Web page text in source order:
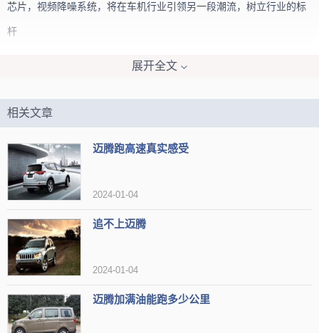
芯片，视频降噪系统，将在车机行业引领另一段潮流，树立行业的标
杆
三、功能亮点：最佳聆听位+蓝牙+数字电视+倒车后视+收音机
键式选择模式，皇帝位很容易就能享受到，对音乐发烧友来说，这无
持电话薄功能的中文人名显示，大大的提高了车机蓝牙的便捷性。
大众新迈腾导航多少钱，新迈腾用什么牌子导航
大众新迈腾DVD导航一体机是采用自德国大陆马牌，使用WINDO
WS CE 智能操作系统，内含凯立德3D地图。
基于WINDOWS CE的智能操作平台，在数据处理和拓展性能上
展开全文
相关文章
迈腾跑高速真实感受
2024-01-04
追不上迈腾
2024-01-04
迈腾加满油能跑多少公里